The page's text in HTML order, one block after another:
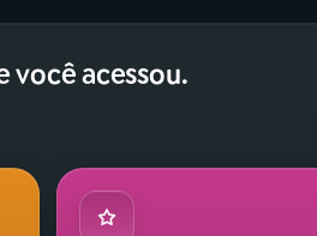
você acessou.